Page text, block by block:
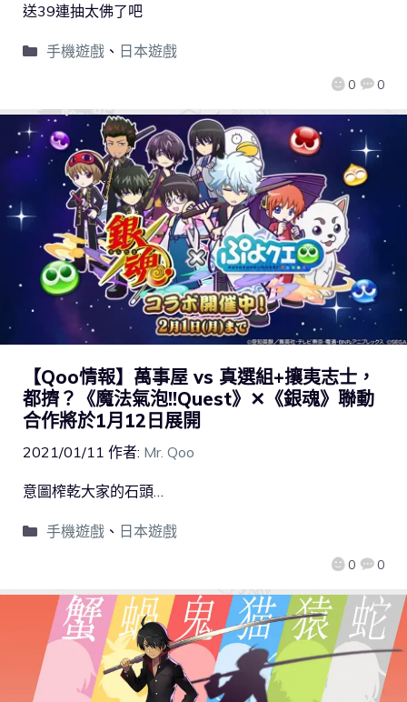
0 0
送39連抽太佛了吧
手機遊戲、 日本遊戲
【Qoo情報】萬事屋 vs 真選組+攘夷志士，
都擠？《魔法氣泡!!Quest》✕《銀魂》聯動
合作將於1月12日展開
2021/01/11 作者: Mr. Qoo
0 0
意圖榨乾大家的石頭…
手機遊戲、 日本遊戲